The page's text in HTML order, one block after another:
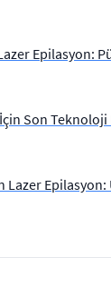
Epilasyon:
İçin Son
Lazer Epilasyon: